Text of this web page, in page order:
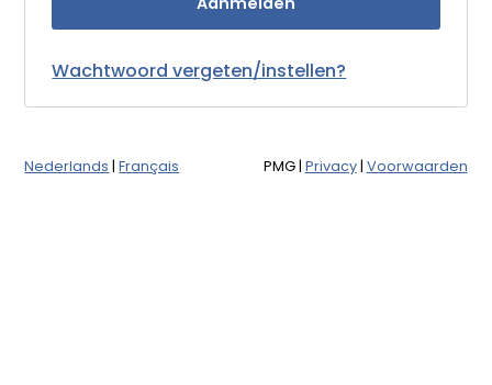
Wachtwoord vergeten/instellen?
Nederlands |Français PMG| Privacy| Voorwaarden